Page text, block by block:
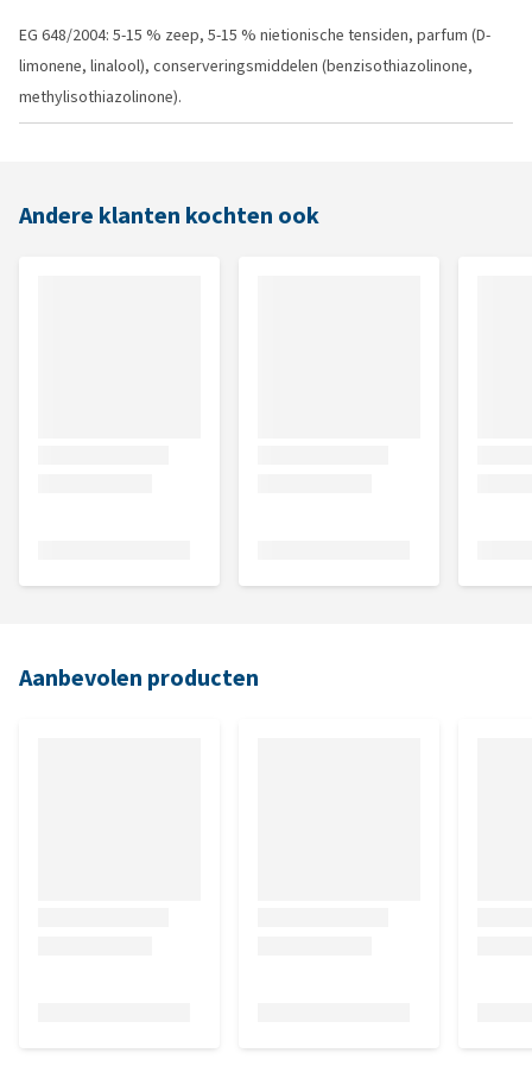
EG 648/2004: 5-15 % zeep, 5-15 % nietionische tensiden, parfum (D-
limonene, linalool), conserveringsmiddelen (benzisothiazolinone,
methylisothiazolinone).
Andere klanten kochten ook
Aanbevolen producten